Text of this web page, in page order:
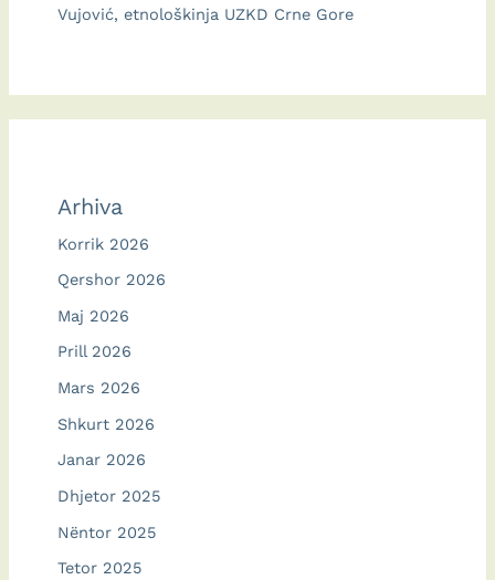
Vujović, etnološkinja UZKD Crne Gore
Arhiva
Korrik 2026
Qershor 2026
Maj 2026
Prill 2026
Mars 2026
Shkurt 2026
Janar 2026
Dhjetor 2025
Nëntor 2025
Tetor 2025